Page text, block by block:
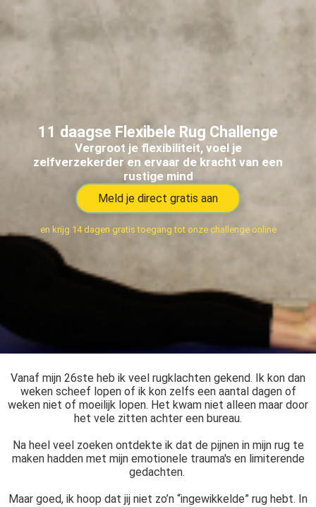
11 daagse Flexibele Rug Challenge
Vergroot je flexibiliteit, voel je
zelfverzekerder en ervaar de kracht van een
rustige mind
Meld je direct gratis aan
en krijg 14 dagen gratis toegang tot onze challenge online
Vanaf mijn 26ste heb ik veel rugklachten gekend. Ik kon dan
weken scheef lopen of ik kon zelfs een aantal dagen of
weken niet of moeilijk lopen. Het kwam niet alleen maar door
het vele zitten achter een bureau.
Na heel veel zoeken ontdekte ik dat de pijnen in mijn rug te
maken hadden met mijn emotionele trauma's en limiterende
gedachten.
Maar goed, ik hoop dat jij niet zo’n “ingewikkelde” rug hebt. In